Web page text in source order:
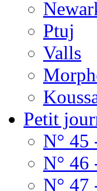
Ptuj
Valls
Petit
N° 45
N° 46
N° 47